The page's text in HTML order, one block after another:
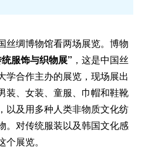
丝绸博物馆看两场展览。博物
服饰与织物展” ，这是中国丝
学合作主办的展览，现场展出
装、女装、童服、巾帽和鞋靴
以及用多种人类非物质文化纺
。对传统服装以及韩国文化感
展览。